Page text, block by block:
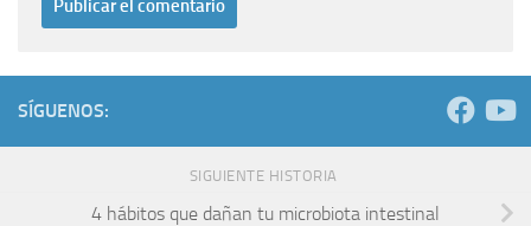
SÍGUENOS:
SIGUIENTE HISTORIA
4 hábitos que dañan tu microbiota intestinal